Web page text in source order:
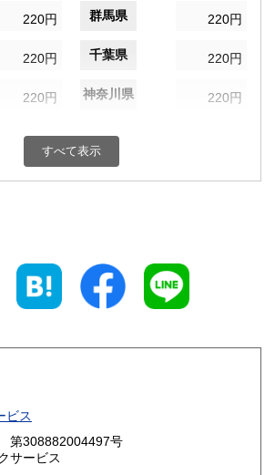
220円 群馬県 220円
220円 千葉県 220円
220円 神奈川県 220円
220円 富山県
220円 三重県
220円
220円 島根県
すべて表示
ビス
第308882004497号
サービス